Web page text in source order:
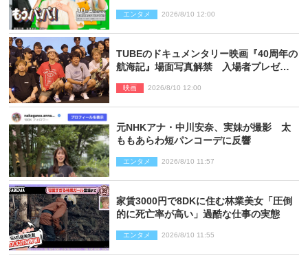
エンタメ 2026/8/10 12:00
TUBEのドキュメンタリー映画『40周年の
航海記』場面写真解禁 入場者プレゼン
映画 2026/8/10 12:00
元NHKアナ・中川安奈、実妹が撮影 太
ももあらわ短パンコーデに反響
エンタメ 2026/8/10 11:57
家賃3000円で8DKに住む林業美女「圧倒
的に死亡率が高い」過酷な仕事の実態
エンタメ 2026/8/10 11:55